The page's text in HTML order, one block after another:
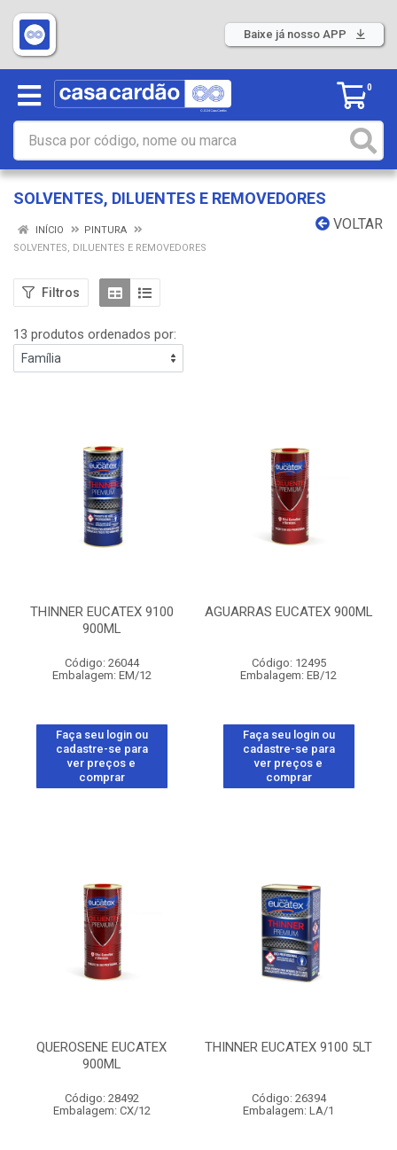
Baixe já nosso APP
0
SOLVENTES, DILUENTES E REMOVEDORES
VOLTAR
INÍCIO
PINTURA
SOLVENTES, DILUENTES E REMOVEDORES
Filtros
13 produtos ordenados por:
THINNER EUCATEX 9100
900ML
Código: 26044
Embalagem: EM/12
Faça seu login ou
cadastre-se para
ver preços e
comprar
AGUARRAS EUCATEX 900ML
Código: 12495
Embalagem: EB/12
Faça seu login ou
cadastre-se para
ver preços e
comprar
QUEROSENE EUCATEX
900ML
Código: 28492
Embalagem: CX/12
THINNER EUCATEX 9100 5LT
Código: 26394
Embalagem: LA/1